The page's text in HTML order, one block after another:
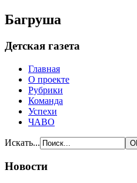
Багруша
Детская газета
Главная
О проекте
Рубрики
Команда
Успехи
ЧАВО
Искать...
Новости